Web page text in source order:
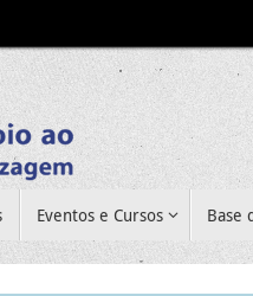
Eventos e Cursos Base